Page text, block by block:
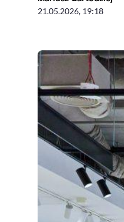
21.05.2026, 19:18